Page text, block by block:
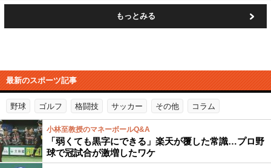
もっとみる
最新のスポーツ記事
野球 ゴルフ 格闘技 サッカー その他 コラム
小林至教授のマネーボールQ&A
「弱くても黒字にできる」楽天が覆した常識…プロ野
球で冠試合が激増したワケ